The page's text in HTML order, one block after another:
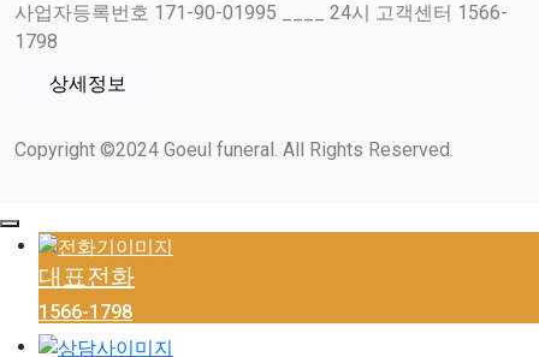
사업자등록번호 171-90-01995 ____ 24시 고객센터 1566-
1798
상세정보
Copyright ©2024 Goeul funeral. All Rights Reserved.
대표전화
1566-1798